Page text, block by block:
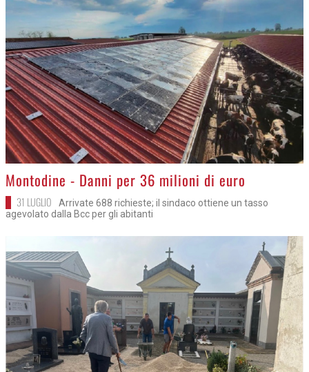
>Montodine - Danni per 36 milioni di euro
31 LUGLIO
Arrivate 688 richieste; il sindaco ottiene un tasso
agevolato dalla Bcc per gli abitanti